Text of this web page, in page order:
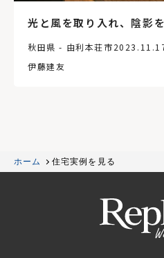
光と風を取り入れ、陰影
秋田県 - 由利本荘市
伊藤建友
ホーム 住宅実例を見る